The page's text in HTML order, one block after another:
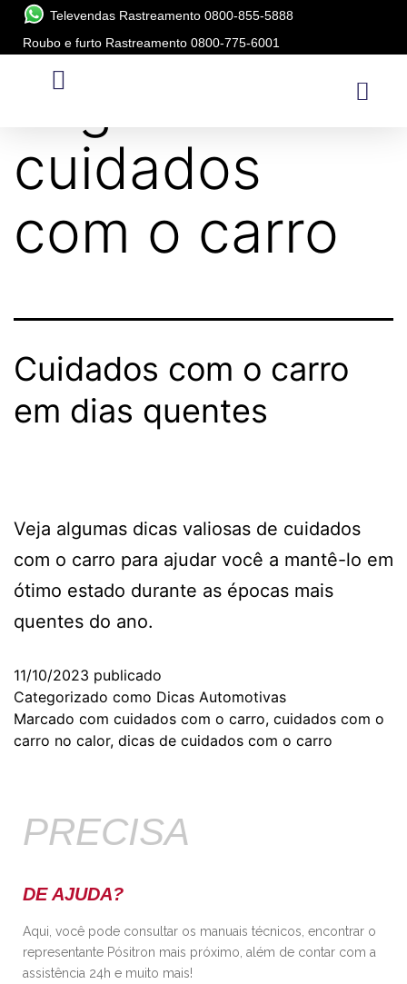
Televendas Rastreamento 0800-855-5888
Roubo e furto Rastreamento 0800-775-6001
Tag:
dicas de
cuidados
com o carro
Cuidados com o carro
em dias quentes
Veja algumas dicas valiosas de cuidados
com o carro para ajudar você a mantê-lo em
ótimo estado durante as épocas mais
quentes do ano.
11/10/2023 publicado
Categorizado como Dicas Automotivas
Marcado com cuidados com o carro, cuidados com o
carro no calor, dicas de cuidados com o carro
PRECISA
DE AJUDA?
Aqui, você pode consultar os manuais técnicos, encontrar o
representante Pósitron mais próximo, além de contar com a
assistência 24h e muito mais!